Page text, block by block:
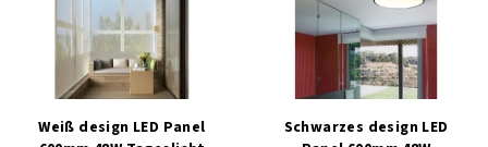
Weiß design LED Panel
Schwarzes design LED